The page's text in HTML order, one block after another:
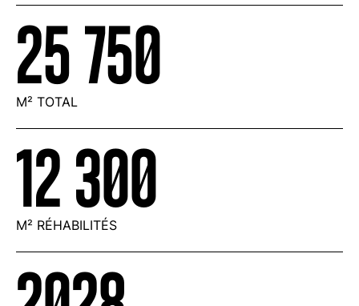
25 750
M² TOTAL
12 300
M² RÉHABILITÉS